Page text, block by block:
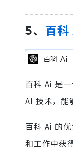
5、 百科
百科 Ai 是
AI 技术，能
百科 Ai 的
和工作中获